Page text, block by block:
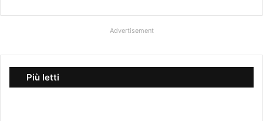
r
d
Advertisement
Più letti